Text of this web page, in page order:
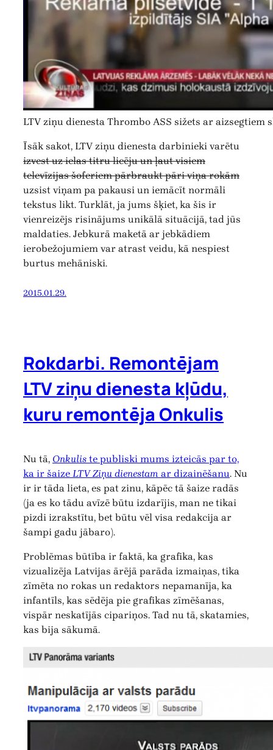
LTV ziņu dienesta Thrombo ASS sižets ar aizsegtiem
Īsāk sakot, LTV ziņu dienesta darbinieki varētu
izvest uz ielas titru licēju un ļaut visiem
televīzijas šoferiem pārbraukt pāri viņa rokām
uzsist viņam pa pakausi un iemācīt normāli
tekstus likt. Turklāt, ja jums šķiet, ka šis ir
vienreizējs risinājums unikālā situācijā, tad jūs
maldaties. Jebkurā maketā ar jebkādiem
ierobežojumiem var atrast veidu, kā nespiest
burtus mehāniski.
2015.01.29.
Rokdarbi. Remontējam
LTV ziņu dienesta kļūdu,
kuru remontēja Onkulis
Nu tā, Onkulis te publiski mums izteicās par to,
ka ir šaize LTV Ziņu dienestam ar dizainēšanu. Nu
ir ir tāda lieta, es pat zinu, kāpēc tā šaize radās
(ja es ko tādu avīzē būtu izdarījis, man ne tikai
pizdi izrakstītu, bet būtu vēl visa redakcija ar
šampi gadu jābaro).
Problēmas būtība ir faktā, ka grafika, kas
vizualizēja Latvijas ārējā parāda izmaiņas, tika
zīmēta no rokas un redaktors nepamanīja, ka
infantīls, kas sēdēja pie grafikas zīmēšanas,
vispār neskatījās cipariņos. Tad nu tā, skatamies,
kas bija sākumā.